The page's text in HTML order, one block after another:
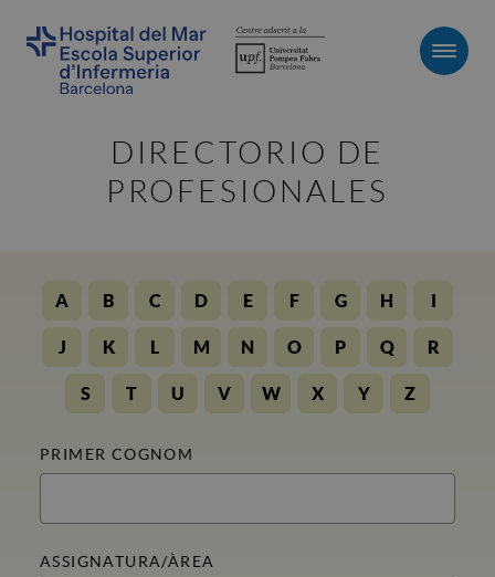
DIRECTORIO DE
PROFESIONALES
A B C D E F G H I
J K L M N O P Q R
S T U V W X Y Z
PRIMER COGNOM
ASSIGNATURA/ÀREA